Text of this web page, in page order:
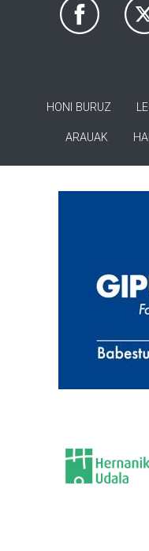
HONI BURUZ
ARAUAK